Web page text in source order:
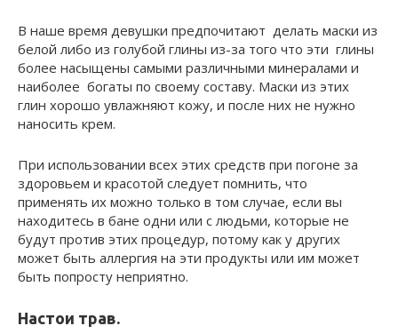
В наше время девушки предпочитают делать маски из
белой либо из голубой глины из-за того что эти глины
более насыщены самыми различными минералами и
наиболее богаты по своему составу. Маски из этих
глин хорошо увлажняют кожу, и после них не нужно
наносить крем.
При использовании всех этих средств при погоне за
здоровьем и красотой следует помнить, что
применять их можно только в том случае, если вы
находитесь в бане одни или с людьми, которые не
будут против этих процедур, потому как у других
может быть аллергия на эти продукты или им может
быть попросту неприятно.
Настои трав.